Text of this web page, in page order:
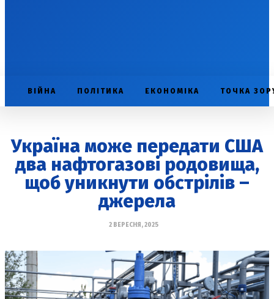
ВІЙНА ПОЛІТИКА ЕКОНОМІКА ТОЧКА
Україна може передати США
два нафтогазові родовища,
щоб уникнути обстрілів –
джерела
2 ВЕРЕСНЯ, 2025